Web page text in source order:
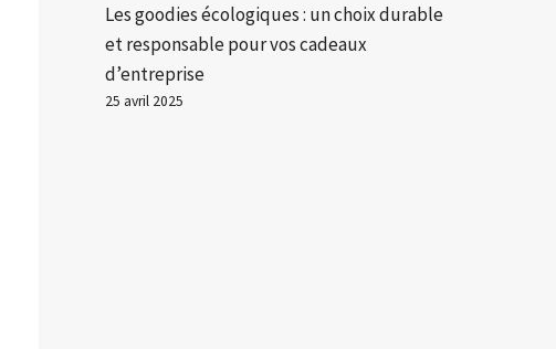
Les goodies écologiques : un choix durable
et responsable pour vos cadeaux
d’entreprise
25 avril 2025